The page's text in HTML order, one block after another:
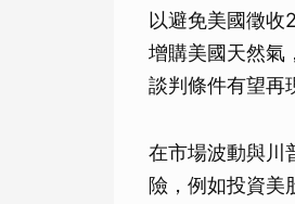
以避免美國徵收
增購美國天然氣
談判條件有望再
在市場波動與川
險，例如投資美